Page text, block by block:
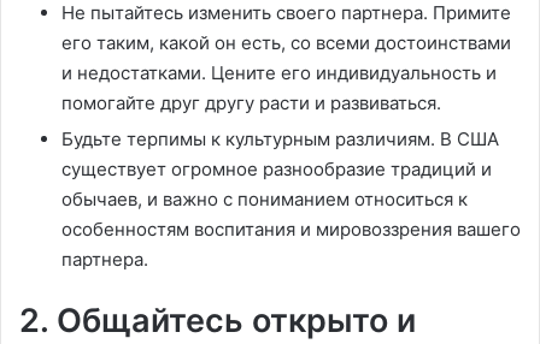
Не пытайтесь изменить своего партнера. Примите
его таким, какой он есть, со всеми достоинствами
и недостатками. Цените его индивидуальность и
помогайте друг другу расти и развиваться.
Будьте терпимы к культурным различиям. В США
существует огромное разнообразие традиций и
обычаев, и важно с пониманием относиться к
особенностям воспитания и мировоззрения вашего
партнера.
2. Общайтесь открыто и